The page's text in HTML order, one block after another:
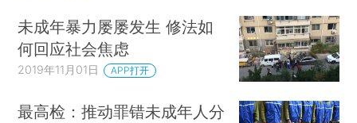
未成年暴力屡屡发生 修法如
何回应社会焦虑
2019年11月01日 APP打开
最高检：推动罪错未成年人分